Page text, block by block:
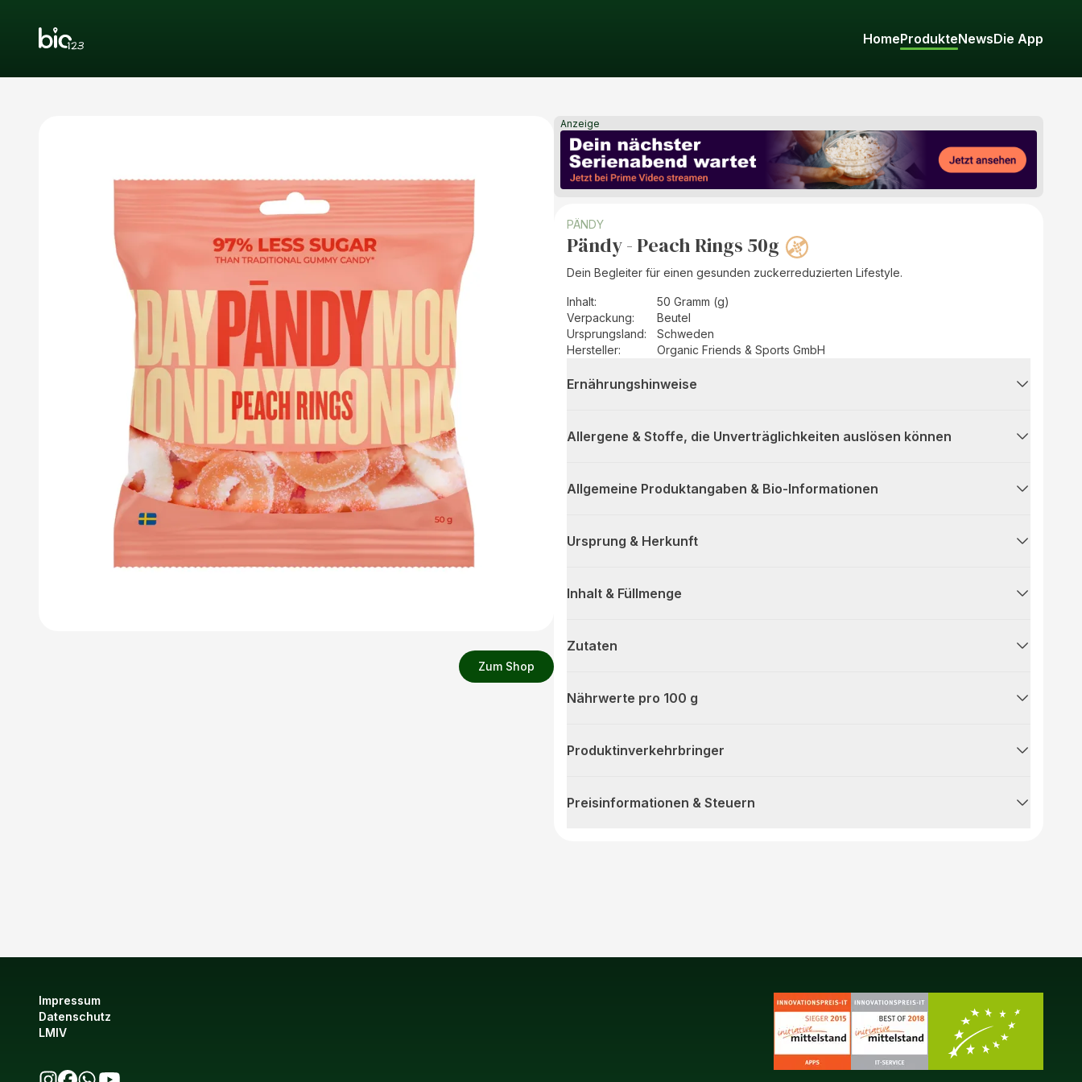
HomeProdukteNewsDie App
Zum Shop
Anzeige
PÄNDY
Pändy - Peach Rings 50g
Dein Begleiter für einen gesunden zuckerreduzierten Lifestyle.
Inhalt:
50 Gramm (g)
Verpackung:
Beutel
Ursprungsland:
Schweden
Hersteller: Organic Friends & Sports GmbH
Ernährungshinweise
Allergene & Stoffe, die Unverträglichkeiten auslösen können
Allgemeine Produktangaben & Bio-Informationen
Ursprung & Herkunft
Inhalt & Füllmenge
Zutaten
Nährwerte pro 100 g
Produktinverkehrbringer
Preisinformationen & Steuern
Impressum
Datenschutz
LMIV